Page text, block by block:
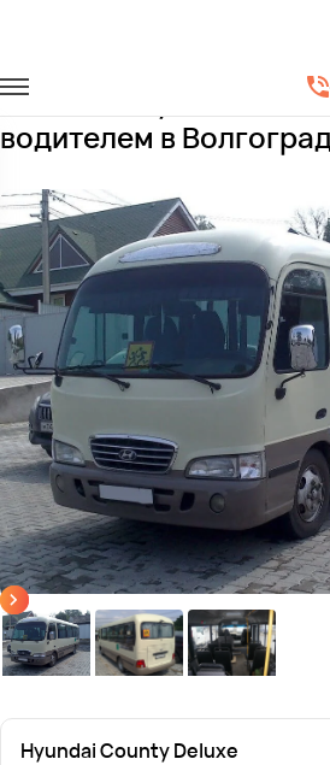
Заказать Hyundai
водителем в
Hyundai County Deluxe